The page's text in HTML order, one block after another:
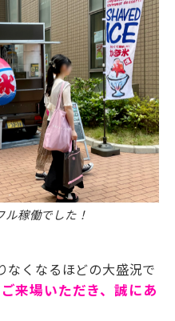
稼働でした！
なくなるほどの大盛況で
来場いただき、誠にあ